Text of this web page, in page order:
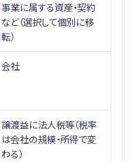
事業に属する資産・契約
など（選択して個別に移
転）
会社
譲渡益に法人税等（税率
は会社の規模・所得で変
わる）